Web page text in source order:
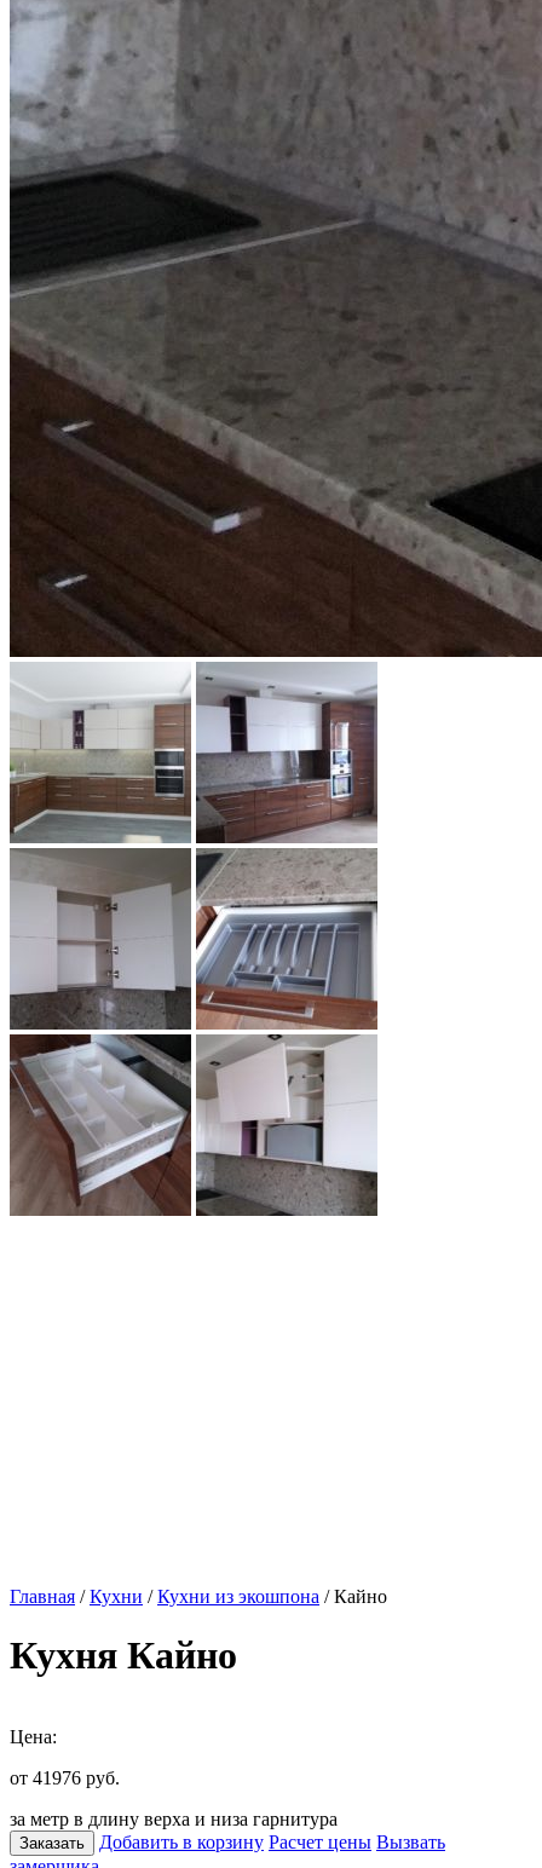
Главная /Кухни /Кухни из экошпона / Кайно
Кухня Кайно
Цена:
от 41976 руб.
за метр в длину верха и низа гарнитура
Заказать Добавить в корзину Расчет цены Вызвать